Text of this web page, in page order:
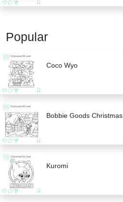
Popular
Coco Wyo
Bobbie Goods Christmas
Kuromi